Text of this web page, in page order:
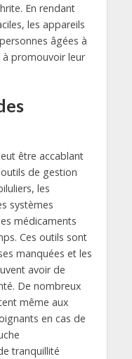
En rendant
les appareils
âgées à
promouvoir leur
être accablant
de gestion
les
systèmes
médicaments
Ces outils sont
manquées et les
avoir de
De nombreux
même aux
en cas de
tranquillité